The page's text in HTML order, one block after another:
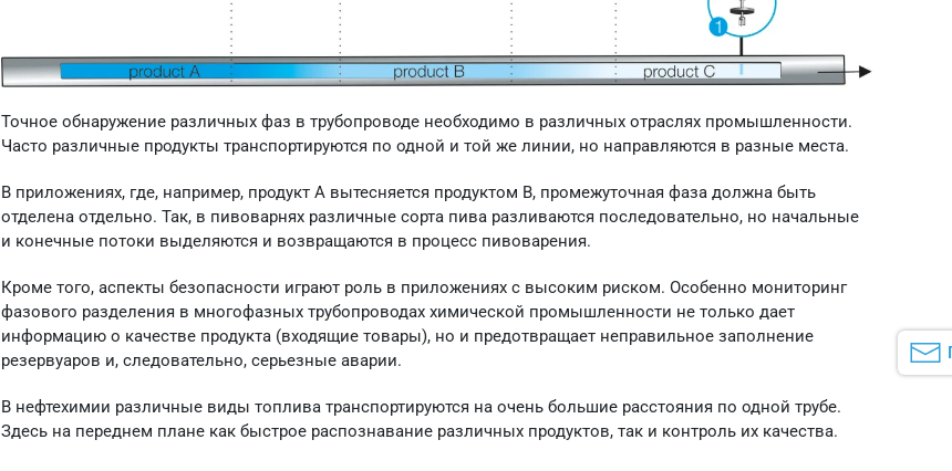
Точное обнаружение различных фаз в трубопроводе необходимо в различных отраслях промышленности.
Часто различные продукты транспортируются по одной и той же линии, но направляются в разные места.
В приложениях, где, например, продукт A вытесняется продуктом B, промежуточная фаза должна быть
отделена отдельно. Так, в пивоварнях различные сорта пива разливаются последовательно, но начальные
и конечные потоки выделяются и возвращаются в процесс пивоварения.
Кроме того, аспекты безопасности играют роль в приложениях с высоким риском. Особенно мониторинг
фазового разделения в многофазных трубопроводах химической промышленности не только дает
информацию о качестве продукта (входящие товары), но и предотвращает неправильное заполнение
резервуаров и, следовательно, серьезные аварии.
В нефтехимии различные виды топлива транспортируются на очень большие расстояния по одной трубе.
Здесь на переднем плане как быстрое распознавание различных продуктов, так и контроль их качества.